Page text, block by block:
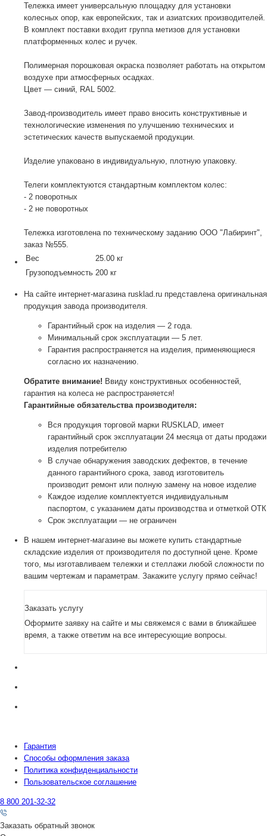
Тележка имеет универсальную площадку для установки
колесных опор, как европейских, так и азиатских производителей.
В комплект поставки входит группа метизов для установки
платформенных колес и ручек.
Полимерная порошковая окраска позволяет работать на открытом
воздухе при атмосферных осадках.
Цвет — синий, RAL 5002.
Завод-производитель имеет право вносить конструктивные и
технологические изменения по улучшению технических и
эстетических качеств выпускаемой продукции.
Изделие упаковано в индивидуальную, плотную упаковку.
Телеги комплектуются стандартным комплектом колес:
- 2 поворотных
- 2 не поворотных
Тележка изготовлена по техническому заданию ООО "Лабиринт",
заказ №555.
Вес
25.00 кг
Грузоподъемность 200 кг
На сайте интернет-магазина rusklad.ru представлена оригинальная
продукция завода производителя.
Гарантийный срок на изделия — 2 года.
Минимальный срок эксплуатации — 5 лет.
Гарантия распространяется на изделия, применяющиеся
согласно их назначению.
Обратите внимание! Ввиду конструктивных особенностей,
гарантия на колеса не распространяется!
Гарантийные обязательства производителя:
Вся продукция торговой марки RUSKLAD, имеет
гарантийный срок эксплуатации 24 месяца от даты продажи
изделия потребителю
В случае обнаружения заводских дефектов, в течение
данного гарантийного срока, завод изготовитель
производит ремонт или полную замену на новое изделие
Каждое изделие комплектуется индивидуальным
паспортом, с указанием даты производства и отметкой ОТК
Срок эксплуатации — не ограничен
В нашем интернет-магазине вы можете купить стандартные
складские изделия от производителя по доступной цене. Кроме
того, мы изготавливаем тележки и стеллажи любой сложности по
вашим чертежам и параметрам. Закажите услугу прямо сейчас!
Заказать услугу
Оформите заявку на сайте и мы свяжемся с вами в ближайшее
время, а также ответим на все интересующие вопросы.
Гарантия
Способы оформления заказа
Политика конфиденциальности
Пользовательское соглашение
8 800 201-32-32
Заказать обратный звонок